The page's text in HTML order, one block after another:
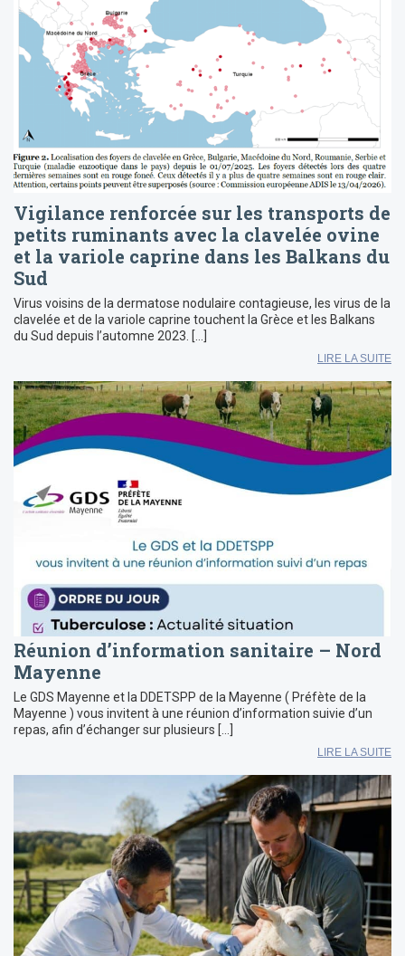
Vigilance renforcée sur les transports de
petits ruminants avec la clavelée ovine
et la variole caprine dans les Balkans du
Sud
Virus voisins de la dermatose nodulaire contagieuse, les virus de la
clavelée et de la variole caprine touchent la Grèce et les Balkans
du Sud depuis l’automne 2023. […]
LIRE LA SUITE
Réunion d’information sanitaire – Nord
Mayenne
Le GDS Mayenne et la DDETSPP de la Mayenne ( Préfète de la
Mayenne ) vous invitent à une réunion d’information suivie d’un
repas, afin d’échanger sur plusieurs […]
LIRE LA SUITE